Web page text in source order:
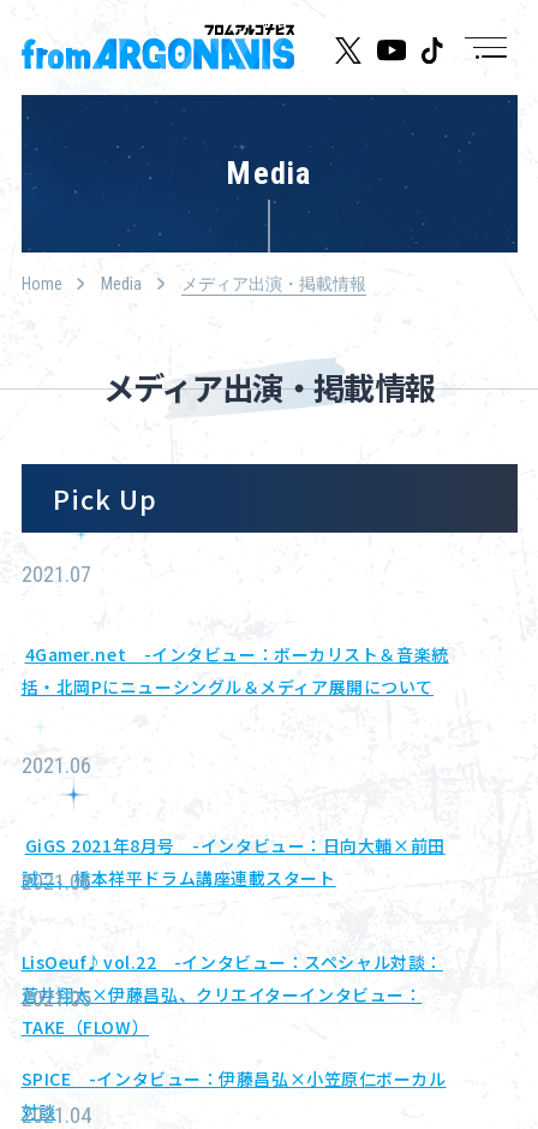
Live/Event
Character
Cast
Music
Chronicle
Media
Home Media メディア出演・掲載情報
メディア出演・掲載情報
Pick Up
2021.07
4Gamer.net -インタビュー：ボーカリスト＆音楽統
括・北岡Pにニューシングル＆メディア展開について
2021.06
GiGS 2021年8月号 -インタビュー：日向大輔×前田
誠二、橋本祥平ドラム講座連載スタート
2021.06
LisOeuf♪vol.22 -インタビュー：スペシャル対談：
蒼井翔太×伊藤昌弘、クリエイターインタビュー：
TAKE（FLOW）
2021.05
SPICE -インタビュー：伊藤昌弘×小笠原仁ボーカル
対談
2021.04